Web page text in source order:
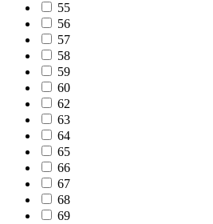
55
56
57
58
59
60
62
63
64
65
66
67
68
69